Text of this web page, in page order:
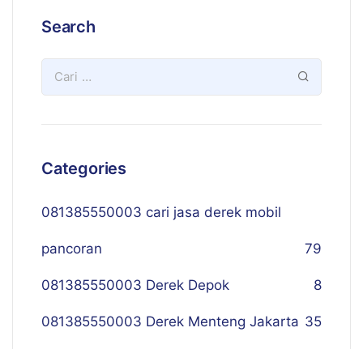
Search
Categories
081385550003 cari jasa derek mobil
pancoran 79
081385550003 Derek Depok 8
081385550003 Derek Menteng Jakarta 35